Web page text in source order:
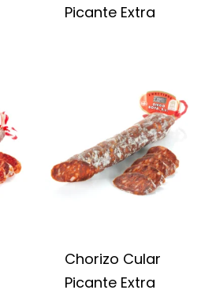
Picante Extra
Chorizo Cular
Picante Extra